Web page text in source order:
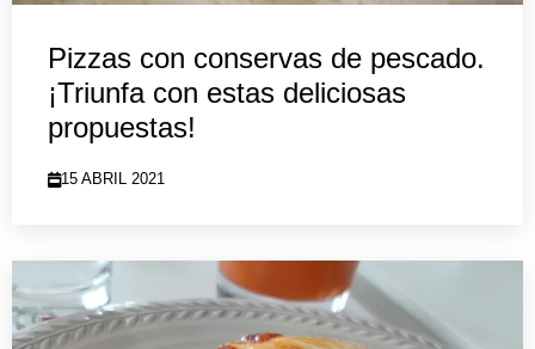
Pizzas con conservas de pescado.
¡Triunfa con estas deliciosas
propuestas!
15 ABRIL 2021